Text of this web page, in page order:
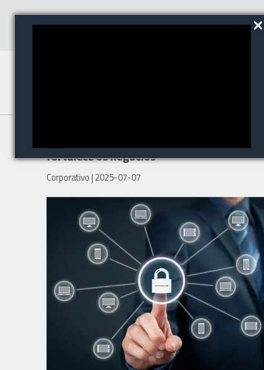
fortalece os negócios
Corporativo | 2025-07-07